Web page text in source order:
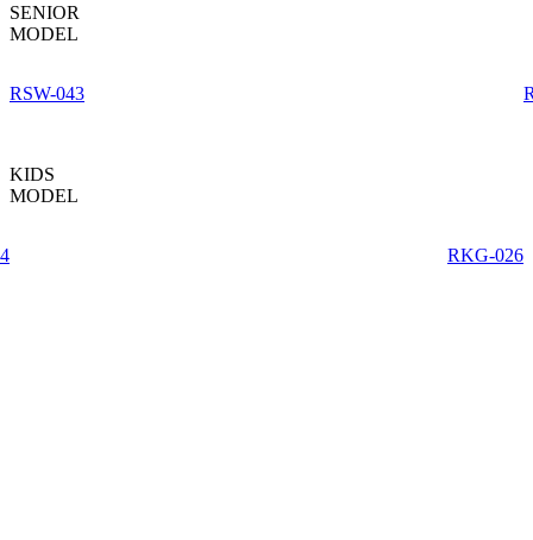
SENIOR
MODEL
RSW-043
KIDS
MODEL
RKG-026